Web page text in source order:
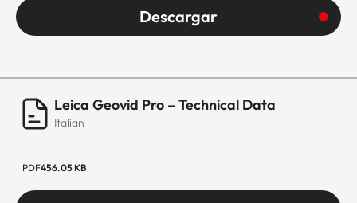
Descargar
Leica Geovid Pro – Technical Data
Italian
PDF456.05 KB